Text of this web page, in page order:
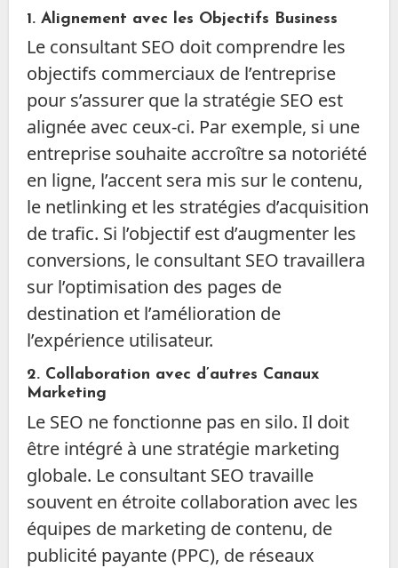
1. Alignement avec les Objectifs Business
Le consultant SEO doit comprendre les
objectifs commerciaux de l’entreprise
pour s’assurer que la stratégie SEO est
alignée avec ceux-ci. Par exemple, si une
entreprise souhaite accroître sa notoriété
en ligne, l’accent sera mis sur le contenu,
le netlinking et les stratégies d’acquisition
de trafic. Si l’objectif est d’augmenter les
conversions, le consultant SEO travaillera
sur l’optimisation des pages de
destination et l’amélioration de
l’expérience utilisateur.
2. Collaboration avec d’autres Canaux
Marketing
Le SEO ne fonctionne pas en silo. Il doit
être intégré à une stratégie marketing
globale. Le consultant SEO travaille
souvent en étroite collaboration avec les
équipes de marketing de contenu, de
publicité payante (PPC), de réseaux